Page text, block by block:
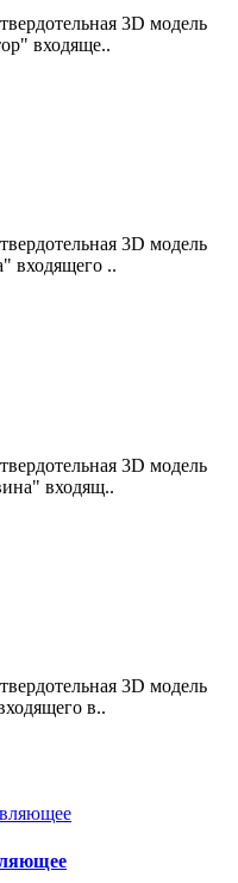
3D модель
входяще..
3D модель
входящего ..
3D модель
входящ..
3D модель
в..